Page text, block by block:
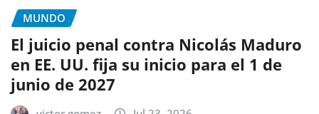
MUNDO
El juicio penal contra Nicolás Maduro
en EE. UU. fija su inicio para el 1 de
junio de 2027